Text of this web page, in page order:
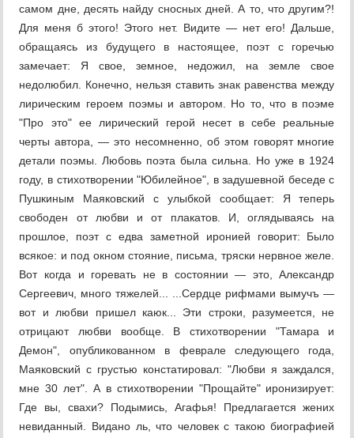
самом дне, десять найду сносных дней. А то, что другим?!
Для меня б этого! Этого нет. Видите — нет его! Дальше,
обращаясь из будущего в настоящее, поэт с горечью
замечает: Я свое, земное, недожил, на земле свое
недолюбил. Конечно, нельзя ставить знак равенства между
лирическим героем поэмы и автором. Но то, что в поэме
"Про это" ее лирический герой несет в себе реальные
черты автора, — это несомненно, об этом говорят многие
детали поэмы. Любовь поэта была сильна. Но уже в 1924
году, в стихотворении "Юбилейное", в задушевной беседе с
Пушкиным Маяковский с улыбкой сообщает: Я теперь
свободен от любви и от плакатов. И, оглядываясь на
прошлое, поэт с едва заметной иронией говорит: Было
всякое: и под окном стояние, письма, тряски нервное желе.
Вот когда и горевать не в состоянии — это, Александр
Сергеевич, много тяжелей... ...Сердце рифмами вымучъ —
вот и любви пришел каюк... Эти строки, разумеется, не
отрицают любви вообще. В стихотворении "Тамара и
Демон", опубликованном в феврале следующего года,
Маяковский с грустью констатировал: "Любви я заждался,
мне 30 лет". А в стихотворении "Прощайте" иронизирует:
Где вы, свахи? Подымись, Агафья! Предлагается жених
невиданный. Видано ль, что человек с такою биографией